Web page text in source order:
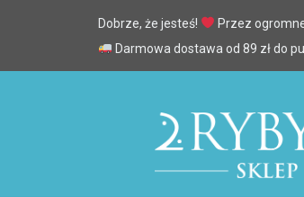
Dobrze, że jesteś! Przez
Darmowa dostawa od 89 zł do